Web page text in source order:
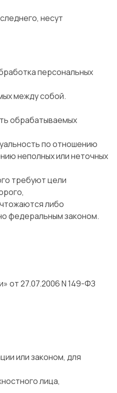
несут
персональных
между собой.
обрабатываемых
по отношению
неполных или неточных
требуют цели
либо
федеральным законом.
от 27.07.2006 N 149-ФЗ
или законом, для
лица,